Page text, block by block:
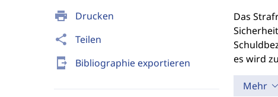
print Drucken
share Teilen
send_to_mobile Bibliographie exportieren
Das
es wird
Mehr